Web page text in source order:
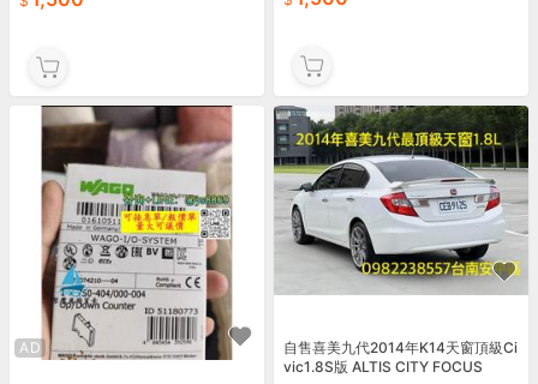
AD
自售喜美九代2014年K14天窗頂級Ci
vic1.8S版 ALTIS CITY FOCUS